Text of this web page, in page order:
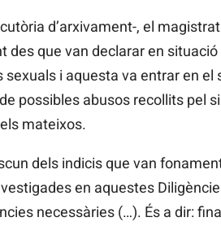
d’arxivament-, el magistrat
des que van declarar en situació
i aquesta va entrar en el
possibles abusos recollits pel
mateixos.
dels indicis que van
en aquestes
necessàries (…). És a dir: